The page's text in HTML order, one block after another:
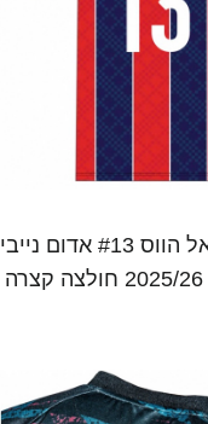
גברים סמואל הווס #13 אדום נייבי